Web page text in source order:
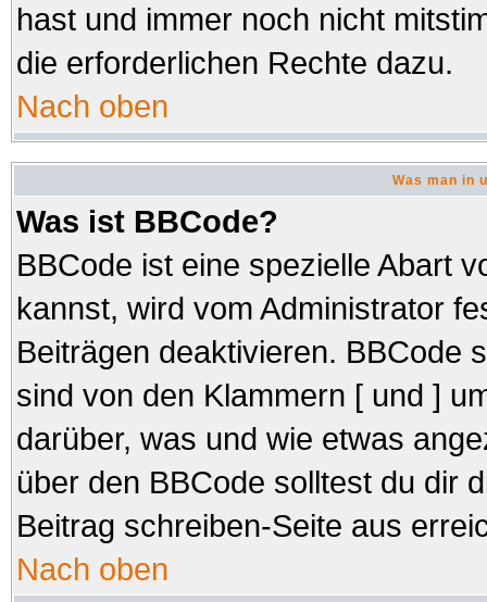
hast und immer noch nicht
die erforderlichen Rechte dazu.
Nach oben
Was man in
Was ist BBCode?
BBCode ist eine spezielle Abart
kannst, wird vom Administrator
Beiträgen deaktivieren. BBCode
sind von den Klammern [ und ]
darüber, was und wie etwas
über den BBCode solltest du dir
Beitrag schreiben-Seite aus
Nach oben